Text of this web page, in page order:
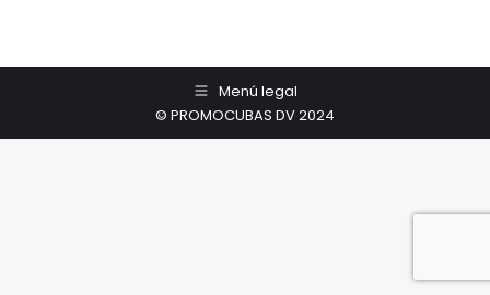
Menú legal
© PROMOCUBAS DV 2024